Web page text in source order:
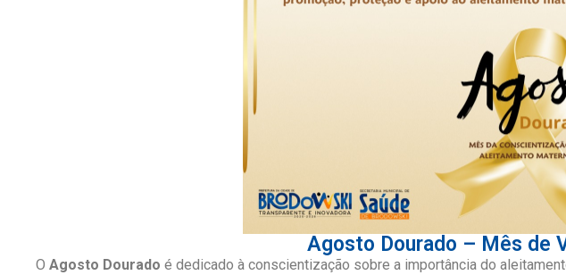
Agosto Dourado – Mês de
O Agosto Dourado é dedicado à conscientização sobre a importância do